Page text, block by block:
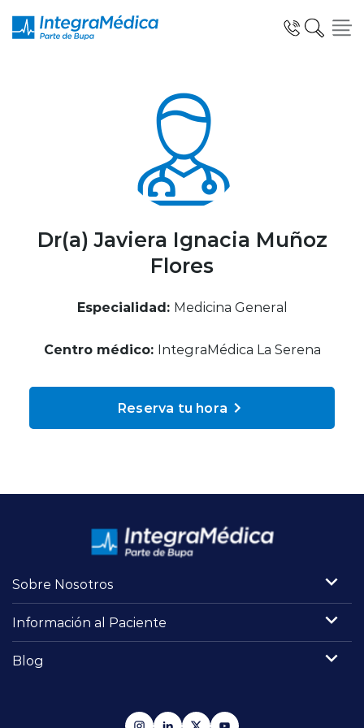
Especialidades y Servicios
Telemedicina Blua
Clínicas Dentales
Reserva de Horas
Mi Portal Bupa
Dr(a) Javiera Ignacia Muñoz
Flores
Especialidad: Medicina General
Centro médico: IntegraMédica La Serena
Reserva tu hora
Sobre Nosotros
Información al Paciente
Blog